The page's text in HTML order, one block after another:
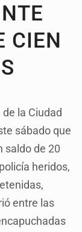
CIEN
la Ciudad
sábado que
saldo de 20
heridos,
entre las